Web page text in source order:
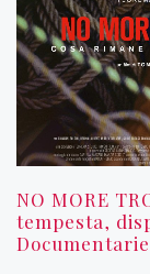
NO MORE
tempesta,